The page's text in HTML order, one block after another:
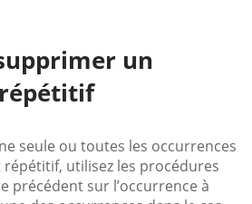
un
seule ou toutes les occurrences
répétitif, utilisez les procédures
précédent sur l’occurrence à